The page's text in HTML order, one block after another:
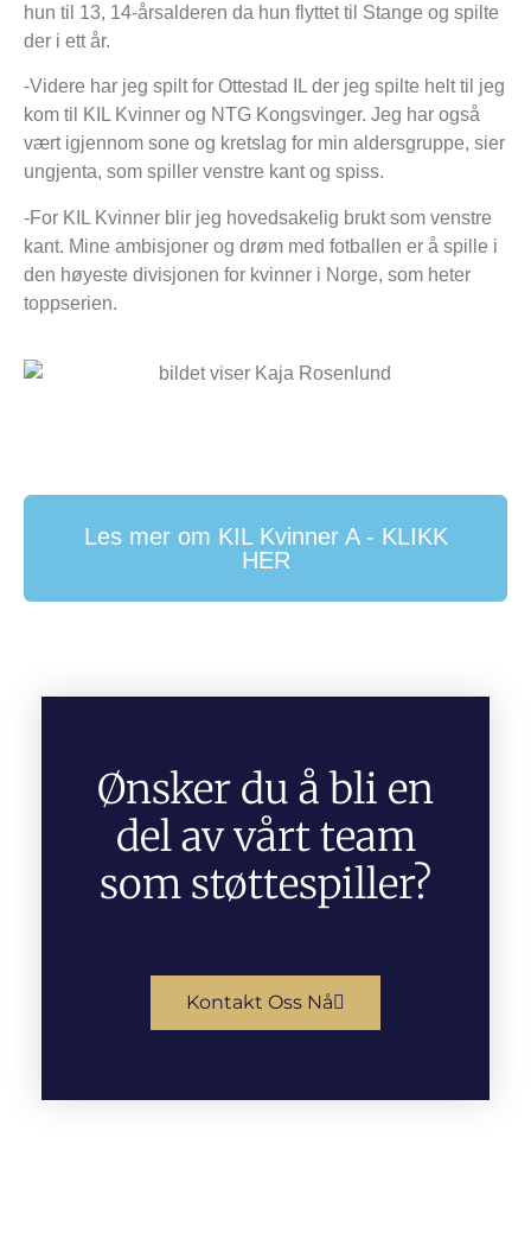
hun til 13, 14-årsalderen da hun flyttet til Stange og spilte
der i ett år.
-Videre har jeg spilt for Ottestad IL der jeg spilte helt til jeg
kom til KIL Kvinner og NTG Kongsvinger. Jeg har også
vært igjennom sone og kretslag for min aldersgruppe, sier
ungjenta, som spiller venstre kant og spiss.
-For KIL Kvinner blir jeg hovedsakelig brukt som venstre
kant. Mine ambisjoner og drøm med fotballen er å spille i
den høyeste divisjonen for kvinner i Norge, som heter
toppserien.
Les mer om KIL Kvinner A - KLIKK
HER
Ønsker du å bli en
del av vårt team
som støttespiller?
Kontakt Oss Nå